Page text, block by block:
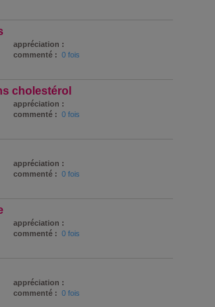
appréciation :
commenté : 0 fois
cholestérol
appréciation :
commenté : 0 fois
appréciation :
commenté : 0 fois
appréciation :
commenté : 0 fois
appréciation :
commenté : 0 fois